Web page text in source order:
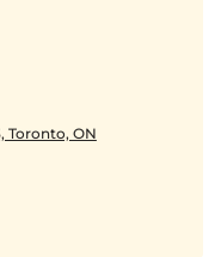
+ ВОЗМОЖНОСТЬ
И
Toronto, ON